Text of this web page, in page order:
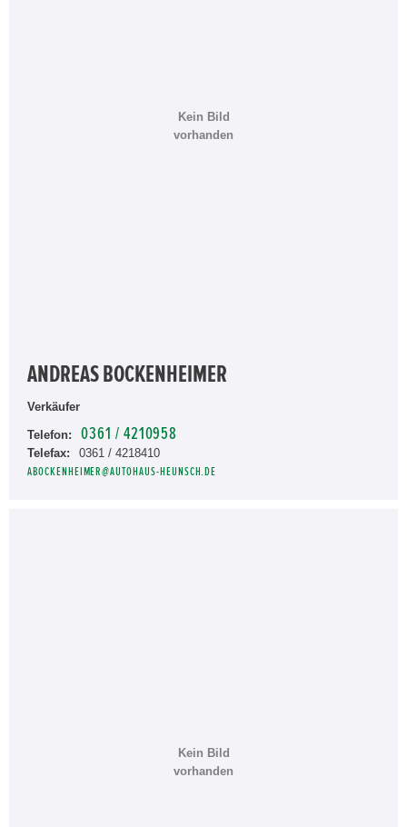
Kein Bild
vorhanden
ANDREAS BOCKENHEIMER
Verkäufer
Telefon: 0361 / 4210958
Telefax: 0361 / 4218410
ABOCKENHEIMER@AUTOHAUS-HEUNSCH.DE
Kein Bild
vorhanden